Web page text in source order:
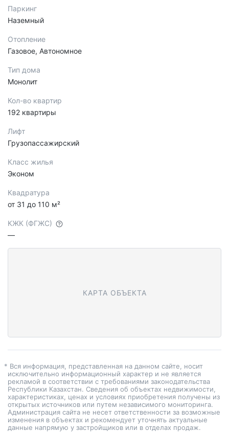
Паркинг
Наземный
Отопление
Газовое, Автономное
Тип дома
Монолит
Кол-во квартир
192 квартиры
Лифт
Грузопассажирский
Класс жилья
Эконом
Квадратура
от 31 до 110 м²
КЖК (ФГЖС)
—
КАРТА ОБЪЕКТА
* Вся информация, представленная на данном сайте, носит
исключительно информационный характер и не является
рекламой в соответствии с требованиями законодательства
Республики Казахстан. Сведения об объектах недвижимости,
характеристиках, ценах и условиях приобретения получены из
открытых источников или путем независимого мониторинга.
Администрация сайта не несет ответственности за возможные
изменения в объектах и рекомендует уточнять актуальные
данные напрямую у застройщиков или в отделах продаж.